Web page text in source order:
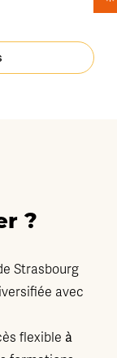
?
Strasbourg
avec
flexible à